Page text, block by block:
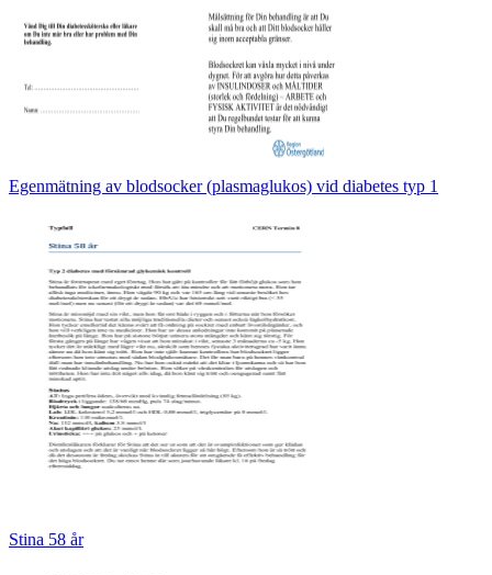
Egenmätning av blodsocker (plasmaglukos) vid diabetes typ 1
Stina 58 år